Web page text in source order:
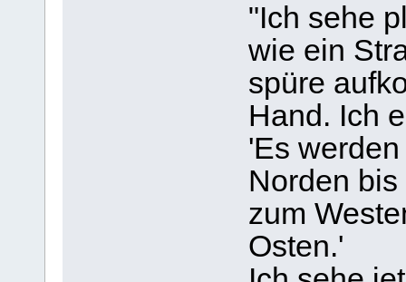
"Ich sehe
wie ein
spüre
Hand. Ich
'Es
Norden
zum
Osten.'